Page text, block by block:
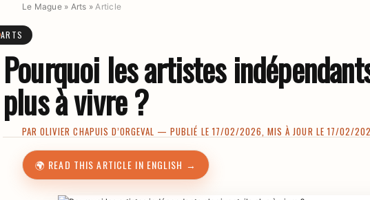
Le Mague» Arts » Article
ARTS
Pourquoi les artistes
plus à vivre ?
PAROLIVIER CHAPUIS D’ORGEVAL — PUBLIÉ LE 17/02/2026, MIS À JOUR LE 17/02/
🌍 READ THIS ARTICLE IN ENGLISH →